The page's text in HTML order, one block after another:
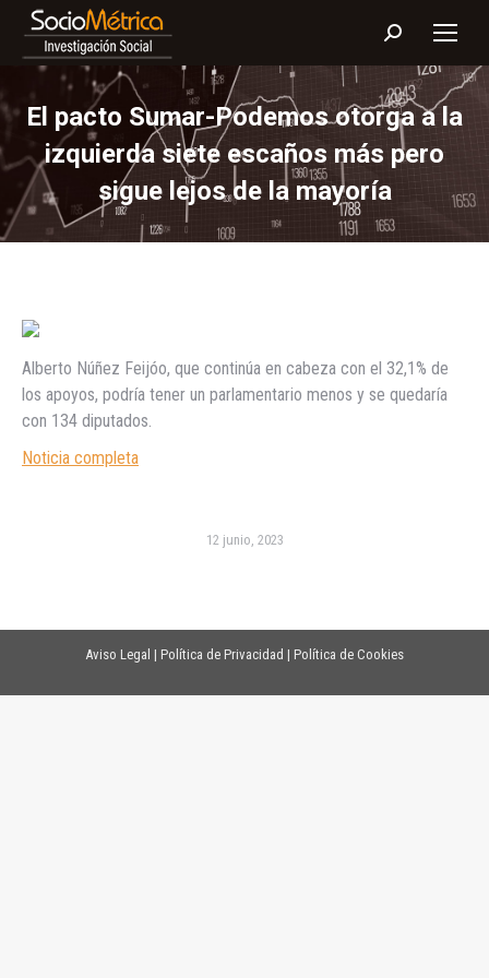
Buscar:
El pacto Sumar-Podemos otorga a la
izquierda siete escaños más pero
sigue lejos de la mayoría
Alberto Núñez Feijóo, que continúa en cabeza con el 32,1% de
los apoyos, podría tener un parlamentario menos y se quedaría
con 134 diputados.
Noticia completa
12 junio, 2023
Aviso Legal | Política de Privacidad | Política de Cookies